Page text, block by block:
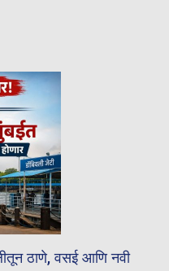
ठाणे, वसई आणि नवी